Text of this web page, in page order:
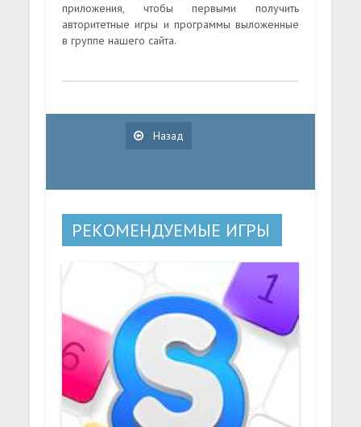
приложения, чтобы первыми получить
авторитетные игры и программы выложенные
в группе нашего сайта.
Назад
РЕКОМЕНДУЕМЫЕ ИГРЫ